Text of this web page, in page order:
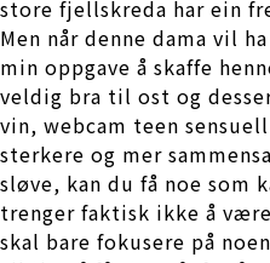
store fjellskreda har ein
Men når denne dama vil
min oppgave å skaffe
veldig bra til ost og
vin, webcam teen
sterkere og mer
sløve, kan du få noe som
trenger faktisk ikke å
skal bare fokusere på